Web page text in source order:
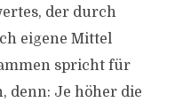
der durch
eigene Mittel
spricht für
denn: Je höher die